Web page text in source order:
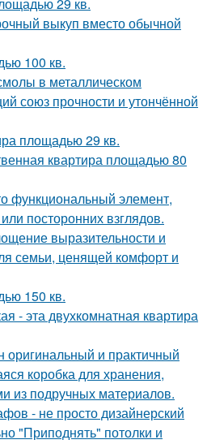
выкуп вместо обычной
100 кв.
в металлическом
союз прочности и утончённой
площадью 29 кв.
квартира площадью 80
функциональный элемент,
посторонних взглядов.
выразительности и
семьи, ценящей комфорт и
150 кв.
- эта двухкомнатная квартира
оригинальный и практичный
коробка для хранения,
из подручных материалов.
- не просто дизайнерский
"Приподнять" потолки и